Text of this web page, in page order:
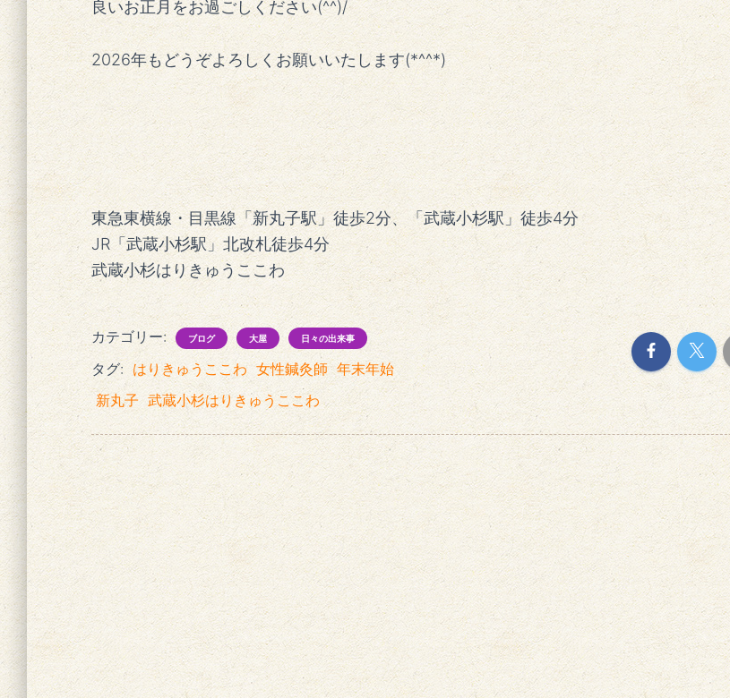
良いお正月をお過ごしください(^^)/
2026年もどうぞよろしくお願いいたします(*^^*)
東急東横線・目黒線「新丸子駅」徒歩2分、「武蔵小杉駅」徒歩4分
JR「武蔵小杉駅」北改札徒歩4分
武蔵小杉はりきゅうここわ
カテゴリー: ブログ 大屋 日々の出来事
タグ: はりきゅうここわ 女性鍼灸師 年末年始
新丸子 武蔵小杉はりきゅうここわ